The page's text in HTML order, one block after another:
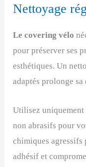
Nettoyage
Le covering vélo
pour préserver ses
esthétiques. Un
adaptés prolonge sa
Utilisez uniquement
non abrasifs pour
chimiques agressifs
adhésif et